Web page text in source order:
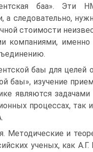
баа». Эти
а следовательно,
стоимости
компаниями,
баы для целей
баы», изучение
являются задачами
процессах, так
Методические и
ученых, как